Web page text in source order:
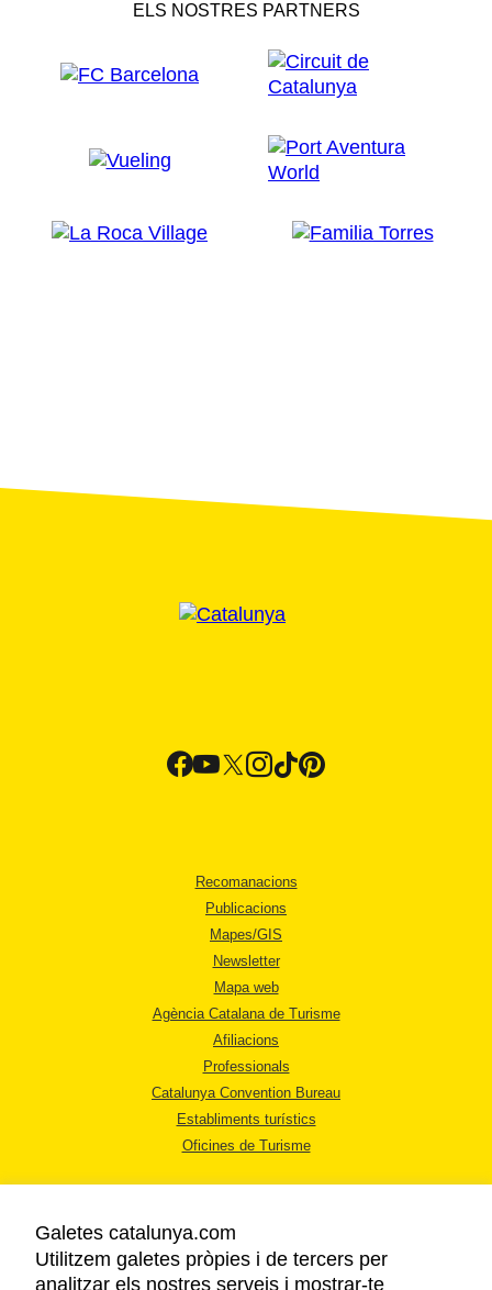
ELS NOSTRES PARTNERS
Recomanacions
Publicacions
Mapes/GIS
Newsletter
Mapa web
Agència Catalana de Turisme
Afiliacions
Professionals
Catalunya Convention Bureau
Establiments turístics
Oficines de Turisme
Galetes catalunya.com
Utilitzem galetes pròpies i de tercers per
analitzar els nostres serveis i mostrar-te